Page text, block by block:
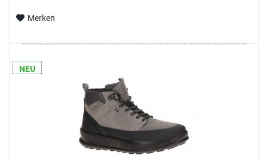
Merken
NEU